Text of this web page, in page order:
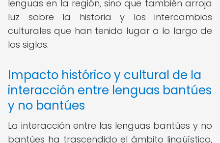
lenguas en la región, sino que también arroja
luz sobre la historia y los intercambios
culturales que han tenido lugar a lo largo de
los siglos.
Impacto histórico y cultural de la
interacción entre lenguas bantúes
y no bantúes
La interacción entre las lenguas bantúes y no
bantúes ha trascendido el ámbito lingüístico,